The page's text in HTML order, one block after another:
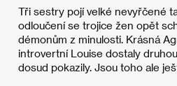
Tři sestry pojí velké nevyřčené
odloučení se trojice žen opět
démonům z minulosti. Krásná
introvertní Louise dostaly
dosud pokazily. Jsou toho ale